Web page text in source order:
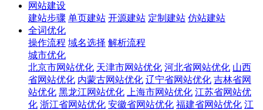
网站建设
建站步骤 单页建站 开源建站 定制建站 仿站建站
全词优化
操作流程 域名选择 解析流程
城市优化
北京市网站优化 天津市网站优化 河北省网站优化 山西
省网站优化 内蒙古网站优化 辽宁省网站优化 吉林省网
站优化 黑龙江网站优化 上海市网站优化 江苏省网站优
化 浙江省网站优化 安徽省网站优化 福建省网站优化 江